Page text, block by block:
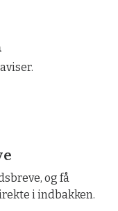
og få
i indbakken.